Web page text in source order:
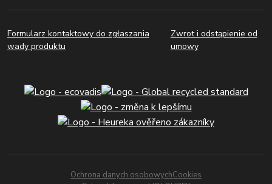
Formularz kontaktowy do zgłaszania
wady produktu
Zwrot i odstąpienie od
umowy
Ochrona danych osobowychCookies